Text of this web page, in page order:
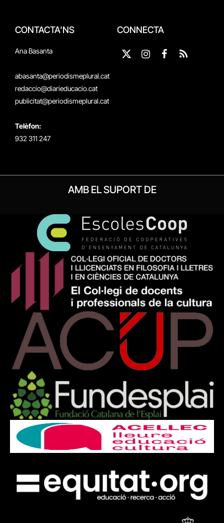
CONTACTA'NS
Ana Basanta
abasanta@periodismeplural.cat
redaccio@diarieducacio.cat
publicitat@periodismeplural.cat
Telèfon:
932 311 247
CONNECTA
X
InstagramFacebook
RSS
AMB EL SUPORT DE